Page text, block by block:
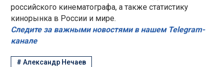
российского кинематографа, а также статистику
кинорынка в России и мире.
Следите за важными новостями в нашем Telegram-
канале
#Александр Нечаев